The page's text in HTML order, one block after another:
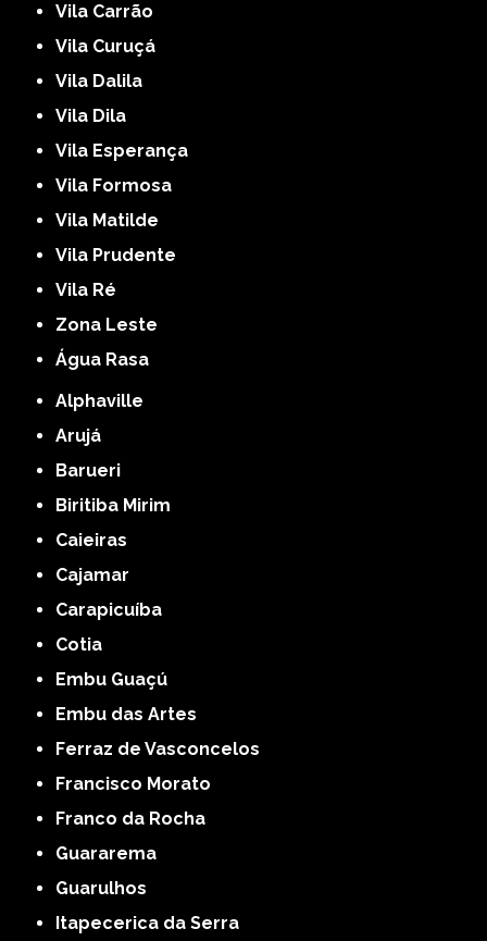
Vila Carrão
Vila Curuçá
Vila Dalila
Vila Dila
Vila Esperança
Vila Formosa
Vila Matilde
Vila Prudente
Vila Ré
Zona Leste
Água Rasa
Alphaville
Arujá
Barueri
Biritiba Mirim
Caieiras
Cajamar
Carapicuíba
Cotia
Embu Guaçú
Embu das Artes
Ferraz de Vasconcelos
Francisco Morato
Franco da Rocha
Guararema
Guarulhos
Itapecerica da Serra